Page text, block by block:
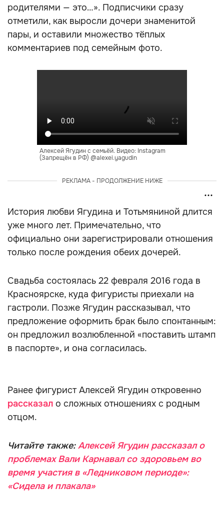
родителями — это…». Подписчики сразу
отметили, как выросли дочери знаменитой
пары, и оставили множество тёплых
комментариев под семейным фото.
Алексей Ягудин с семьёй. Видео: Instagram
(Запрещён в РФ) @alexei.yagudin
РЕКЛАМА - ПРОДОЛЖЕНИЕ НИЖЕ
История любви Ягудина и Тотьмяниной длится
уже много лет. Примечательно, что
официально они зарегистрировали отношения
только после рождения обеих дочерей.
Свадьба состоялась 22 февраля 2016 года в
Красноярске, куда фигуристы приехали на
гастроли. Позже Ягудин рассказывал, что
предложение оформить брак было спонтанным:
он предложил возлюбленной «поставить штамп
в паспорте», и она согласилась.
Ранее фигурист Алексей Ягудин откровенно
рассказал о сложных отношениях с родным
отцом.
Читайте также:Алексей Ягудин рассказал о
проблемах Вали Карнавал со здоровьем во
время участия в «Ледниковом периоде»:
«Сидела и плакала»